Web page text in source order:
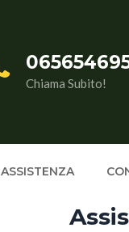
Chiama Subito!
ASSISTENZA